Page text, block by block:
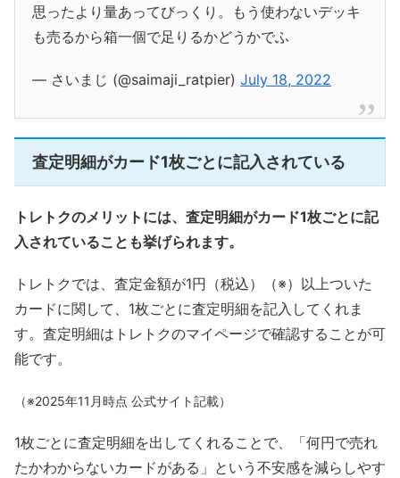
思ったより量あってびっくり。もう使わないデッキ
も売るから箱一個で足りるかどうかでふ
— さいまじ (@saimaji_ratpier)July 18, 2022
査定明細がカード1枚ごとに記入されている
トレトクのメリットには、査定明細がカード1枚ごとに記
入されていることも挙げられます。
トレトクでは、査定金額が1円（税込）（※）以上ついた
カードに関して、1枚ごとに査定明細を記入してくれま
す。査定明細はトレトクのマイページで確認することが可
能です。
（※2025年11月時点 公式サイト記載）
1枚ごとに査定明細を出してくれることで、「何円で売れ
たかわからないカードがある」という不安感を減らしやす